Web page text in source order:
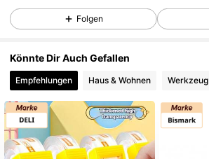
4,91 1.7K Follower
Folgen
Könnte Dir Auch Gefallen
Empfehlungen Haus & Wohnen